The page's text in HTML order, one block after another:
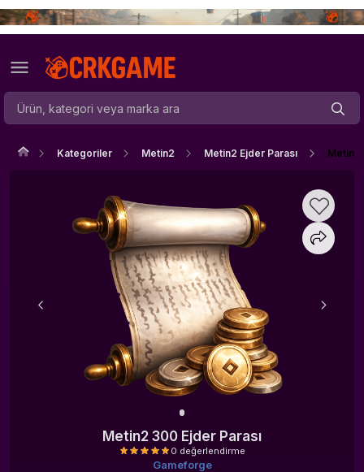
Kategoriler Metin2 Metin2 Ejder Parası Metin2
Metin2 300 Ejder Parası
Gameforge